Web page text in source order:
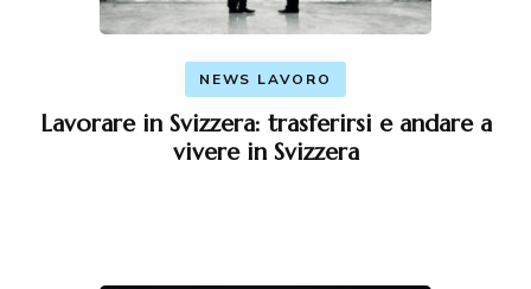
NEWS LAVORO
Lavorare in Svizzera: trasferirsi e andare a
vivere in Svizzera